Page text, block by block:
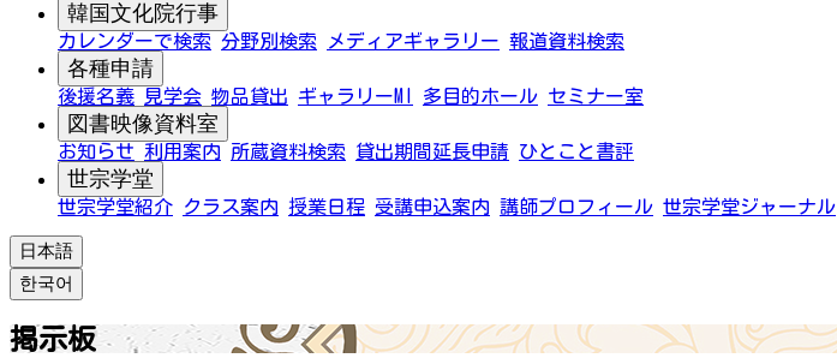
韓国文化院行事
カレンダーで検索 分野別検索 メディアギャラリー 報道資料検索
各種申請
後援名義 見学会 物品貸出 ギャラリーMI 多目的ホール セミナー室
図書映像資料室
お知らせ 利用案内 所蔵資料検索 貸出期間延長申請 ひとこと書評
世宗学堂
世宗学堂紹介 クラス案内 授業日程 受講申込案内 講師プロフィール 世宗学堂ジャーナル
日本語
한국어
掲示板